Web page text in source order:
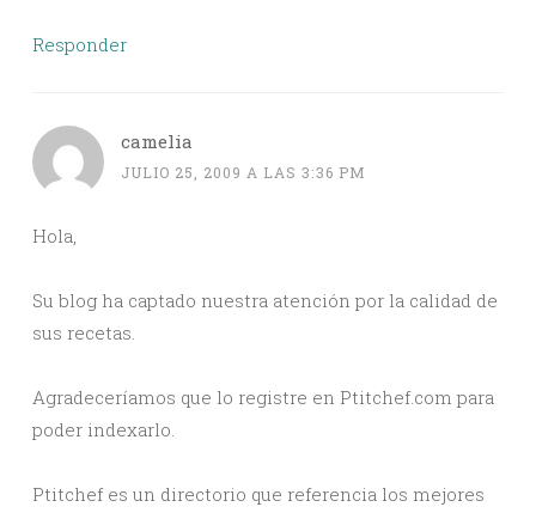
Responder
camelia
JULIO 25, 2009 A LAS 3:36 PM
Hola,
Su blog ha captado nuestra atención por la calidad de
sus recetas.
Agradeceríamos que lo registre en Ptitchef.com para
poder indexarlo.
Ptitchef es un directorio que referencia los mejores